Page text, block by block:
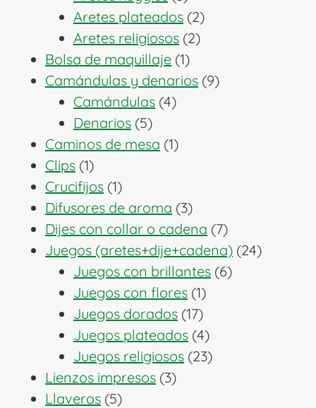
productos
Aretes plateados 22
productos
Aretes religiosos 22
Bolsa de maquillaje 11
producto
Camándulas y denarios 99
Camándulas 44
Denarios 55
productos
Caminos de mesa 11
Clips 11
producto
Crucifijos 11
producto
Difusores de aroma 33
productos
Dijes con collar o cadena 77
productos
Juegos (aretes+dije+cadena) 2424
Juegos con brillantes 66
Juegos con flores 11
producto
Juegos dorados 1717
productos
Juegos plateados 44
productos
Juegos religiosos 2323
Lienzos impresos 33
Llaveros 55